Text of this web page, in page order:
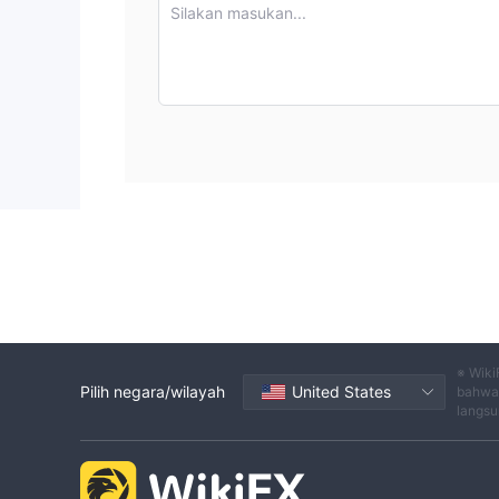
pendapatan harian sebesar 5.71%, itu
Broker ini menyediakan dukungan pelanggan 24/
dan media sosial (Telegram, Facebook, Twitter,
Kesimpulan
Silakan masukan...
Pilih negara/wilayah United States
※